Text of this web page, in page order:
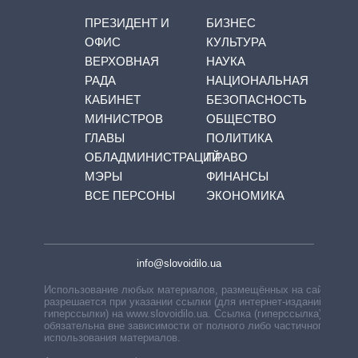
ПРЕЗИДЕНТ И
ОФИС
ВЕРХОВНАЯ
РАДА
КАБИНЕТ
МИНИСТРОВ
ГЛАВЫ
ОБЛАДМИНИСТРАЦИЙ
МЭРЫ
ВСЕ ПЕРСОНЫ
БИЗНЕС
КУЛЬТУРА
НАУКА
НАЦИОНАЛЬНАЯ
БЕЗОПАСНОСТЬ
ОБЩЕСТВО
ПОЛИТИКА
ПРАВО
ФИНАНСЫ
ЭКОНОМИКА
info@slovoidilo.ua
Использование любых материалов, размещённых на сайте,
разрешается при указании ссылки (для интернет-изданий —
гиперссылки) на www.slovoidilo.ua. Ссылка (гиперссылка)
обязательна вне зависимости от полного либо частичного
использования материалов.